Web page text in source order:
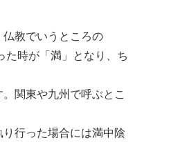
教でいうところの
た時が「満」となり、ち
関東や九州で呼ぶとこ
行った場合には満中陰